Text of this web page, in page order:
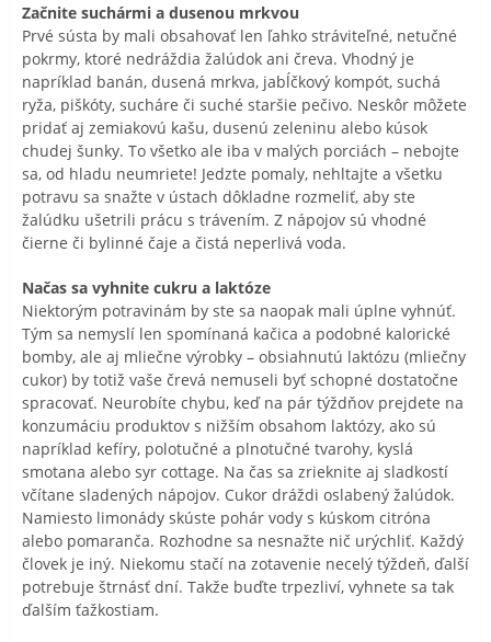
Začnite suchármi a dusenou mrkvou
Prvé sústa by mali obsahovať len ľahko stráviteľné, netučné
pokrmy, ktoré nedráždia žalúdok ani čreva. Vhodný je
napríklad banán, dusená mrkva, jabĺčkový kompót, suchá
ryža, piškóty, sucháre či suché staršie pečivo. Neskôr môžete
pridať aj zemiakovú kašu, dusenú zeleninu alebo kúsok
chudej šunky. To všetko ale iba v malých porciách – nebojte
sa, od hladu neumriete! Jedzte pomaly, nehltajte a všetku
potravu sa snažte v ústach dôkladne rozmeliť, aby ste
žalúdku ušetrili prácu s trávením. Z nápojov sú vhodné
čierne či bylinné čaje a čistá neperlivá voda.
Načas sa vyhnite cukru a laktóze
Niektorým potravinám by ste sa naopak mali úplne vyhnúť.
Tým sa nemyslí len spomínaná kačica a podobné kalorické
bomby, ale aj mliečne výrobky – obsiahnutú laktózu (mliečny
cukor) by totiž vaše črevá nemuseli byť schopné dostatočne
spracovať. Neurobíte chybu, keď na pár týždňov prejdete na
konzumáciu produktov s nižším obsahom laktózy, ako sú
napríklad kefíry, polotučné a plnotučné tvarohy, kyslá
smotana alebo syr cottage. Na čas sa zrieknite aj sladkostí
včítane sladených nápojov. Cukor dráždi oslabený žalúdok.
Namiesto limonády skúste pohár vody s kúskom citróna
alebo pomaranča. Rozhodne sa nesnažte nič urýchliť. Každý
človek je iný. Niekomu stačí na zotavenie necelý týždeň, ďalší
potrebuje štrnásť dní. Takže buďte trpezliví, vyhnete sa tak
ďalším ťažkostiam.